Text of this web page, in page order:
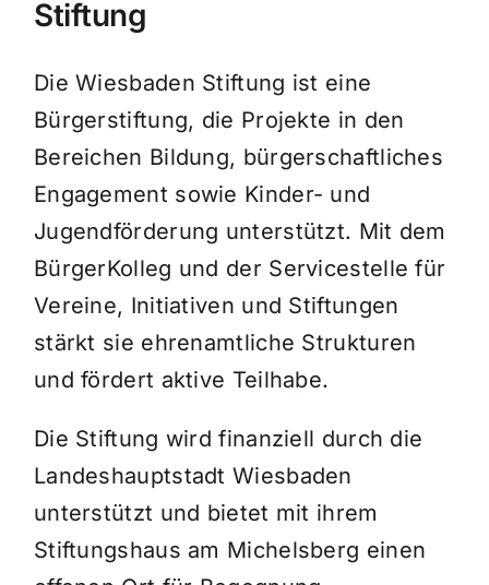
Stiftung
Die Wiesbaden Stiftung ist eine
Bürgerstiftung, die Projekte in den
Bereichen Bildung, bürgerschaftliches
Engagement sowie Kinder- und
Jugendförderung unterstützt. Mit dem
BürgerKolleg und der Servicestelle für
Vereine, Initiativen und Stiftungen
stärkt sie ehrenamtliche Strukturen
und fördert aktive Teilhabe.
Die Stiftung wird finanziell durch die
Landeshauptstadt Wiesbaden
unterstützt und bietet mit ihrem
Stiftungshaus am Michelsberg einen